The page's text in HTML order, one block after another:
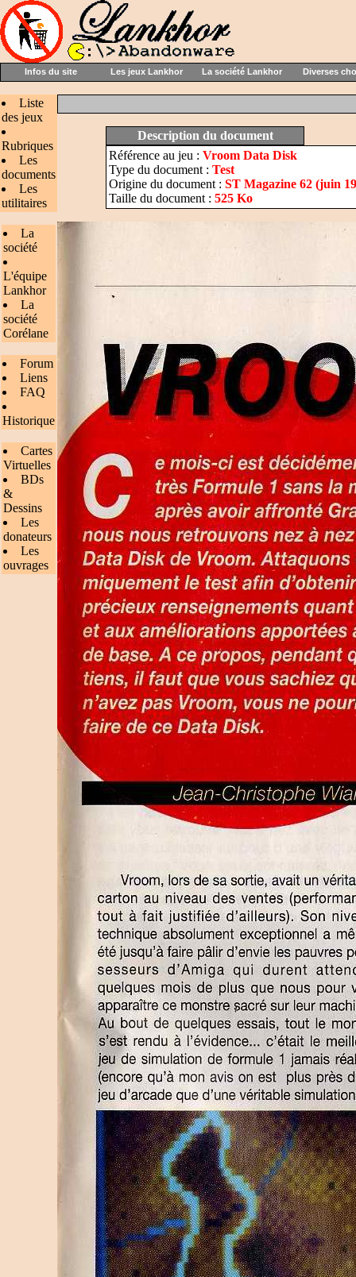
Infos du site Les jeux Lankhor La société Lankhor Diverses
Liste
des jeux
Rubriques
Les
documents
Les
utilitaires
La
société
L'équipe
Lankhor
La
société
Corélane
Forum
Liens
FAQ
Historique
Cartes
Virtuelles
BDs
&
Dessins
Les
donateurs
Les
ouvrages
Description du document
Référence au jeu : Vroom Data Disk
Type du document : Test
Origine du document : ST Magazine 62 (juin
Taille du document : 525 Ko